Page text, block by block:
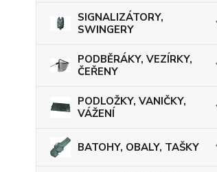
SIGNALIZÁTORY,
SWINGERY
PODBĚRÁKY, VEZÍRKY,
ČEŘENY
PODLOŽKY, VANIČKY,
VÁŽENÍ
BATOHY, OBALY, TAŠKY